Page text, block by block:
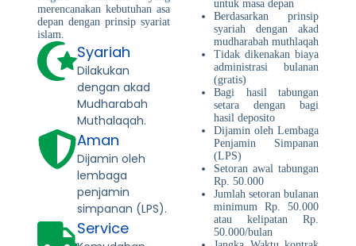
merencanakan kebutuhan asa
depan dengan prinsip syariat
islam.
Syariah
Dilakukan
dengan akad
Mudharabah
Muthalaqah.
Aman
Dijamin oleh
lembaga
penjamin
simpanan (LPS).
Service
untuk masa depan
Berdasarkan prinsip
syariah dengan akad
mudharabah muthlaqah
Tidak dikenakan biaya
administrasi bulanan
(gratis)
Bagi hasil tabungan
setara dengan bagi
hasil deposito
Dijamin oleh Lembaga
Penjamin Simpanan
(LPS)
Setoran awal tabungan
Rp. 50.000
Jumlah setoran bulanan
minimum Rp. 50.000
atau kelipatan Rp.
50.000/bulan